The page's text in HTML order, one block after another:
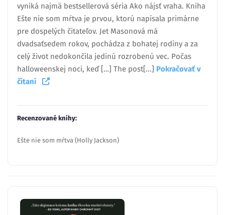
vyniká najmä bestsellerová séria Ako nájsť vraha. Kniha
Ešte nie som mŕtva je prvou, ktorú napísala primárne
pre dospelých čitateľov. Jet Masonová má
dvadsaťsedem rokov, pochádza z bohatej rodiny a za
celý život nedokončila jedinú rozrobenú vec. Počas
halloweenskej noci, keď […] The post[...] Pokračovať v
čítaní
Recenzované knihy:
Ešte nie som mŕtva (Holly Jackson)